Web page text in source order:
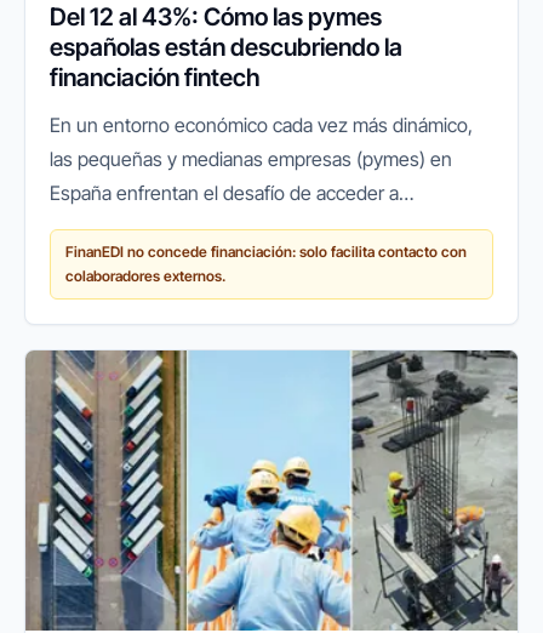
Del 12 al 43%: Cómo las pymes
españolas están descubriendo la
financiación fintech
En un entorno económico cada vez más dinámico,
las pequeñas y medianas empresas (pymes) en
España enfrentan el desafío de acceder a
financiación ágil y flexible para crecer, innovar o
simplemente mantener sus...
FinanEDI no concede financiación: solo facilita contacto con
colaboradores externos.